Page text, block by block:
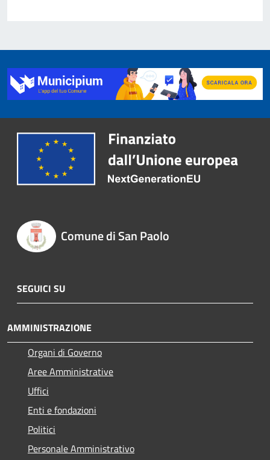
Comune di San Paolo
SEGUICI SU
AMMINISTRAZIONE
Organi di Governo
Aree Amministrative
Uffici
Enti e fondazioni
Politici
Personale Amministrativo